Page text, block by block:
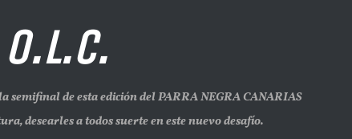
de esta edición del PARRA NEGRA CANARIAS
desearles a todos suerte en este nuevo desafío.